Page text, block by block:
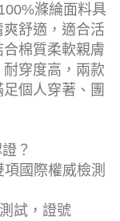
滌綸面料具
舒適，適合活
棉質柔軟親膚
穿度高，兩款
個人穿著、團
？
國際權威檢測
試，證號